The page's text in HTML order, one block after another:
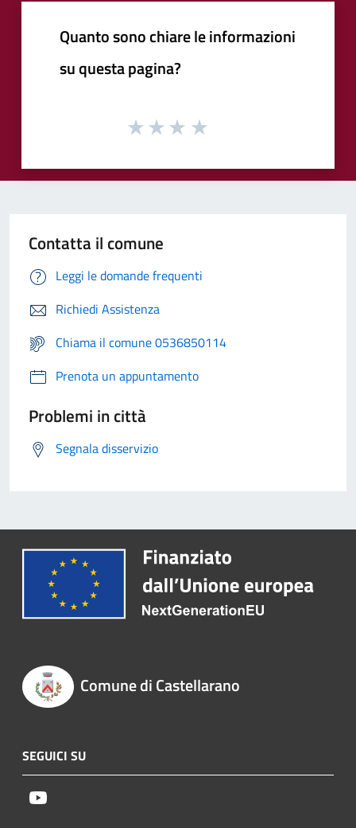
Quanto sono chiare le informazioni
su questa pagina?
Contatta il comune
Leggi le domande frequenti
Richiedi Assistenza
Chiama il comune 0536850114
Prenota un appuntamento
Problemi in città
Segnala disservizio
Comune di Castellarano
SEGUICI SU